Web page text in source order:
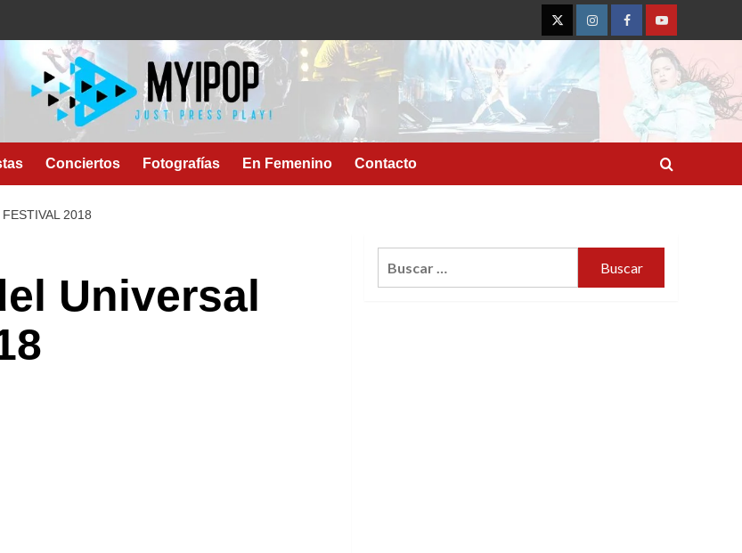
TwitterInstagramFacebookYouTube
Conciertos Fotografías En Femenino Contacto
2018
Universal